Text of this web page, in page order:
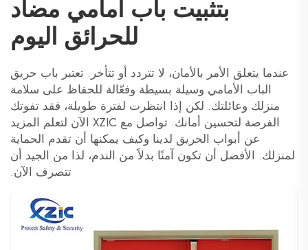
بتثبيت باب أمامي مضاد
للحرائق اليوم
عندما يتعلق الأمر بالأمان، لا تتردد أو تتأخر. تعتبر باب حريق
الباب الأمامي وسيلة بسيطة وفعّالة للحفاظ على سلامة
منزلك وعائلتك. لكن إذا انتظرت لفترة طويلة، فقد تفوتك
الفرصة لتحسين أمانك. تواصل مع XZIC الآن لتعلم المزيد
عن أبواب الحريق لدينا وكيف يمكنها أن تقدم الحماية
لمنزلك. الأفضل أن تكون آمنًا بدلاً من الندم، لذا من الجيد أن
تتصرف الآن.